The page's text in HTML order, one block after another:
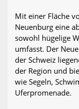
Mit einer Fläche
Neuenburg eine
sowohl hügelige
umfasst. Der
der Schweiz
der Region und
wie Segeln,
Uferpromenade.